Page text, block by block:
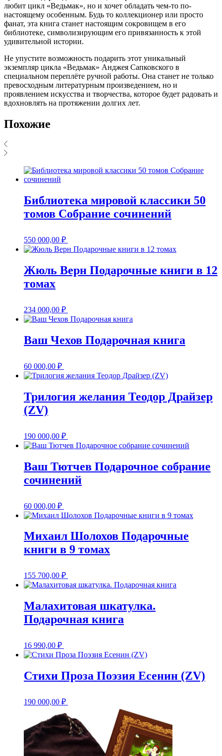
любит цикл «Ведьмак», но и хочет обладать чем-то по-
настоящему особенным. Будь то коллекционер или просто
фанат, эта книга станет настоящим сокровищем в его
библиотеке, символизирующим его привязанность к этой
удивительной истории.
Не упустите возможность подарить этот уникальный
экземпляр цикла «Ведьмак» Анджея Сапковского в
специальном переплёте ручной работы. Она станет не только
превосходным литературным произведением, но и
проявлением искусства и творчества, которое будет радовать и
вдохновлять на протяжении долгих лет.
Похожие
Библиотека мировой классики 50
томов Собрание сочинений
550 000,00 ₽
Жюль Верн Подарочные книги в 12
томах
234 000,00 ₽
Ваш Чехов Подарочная книга
60 000,00 ₽
Трилогия желания Теодор Драйзер
(ZV)
190 000,00 ₽
Ваш Тютчев Подарочное собрание
сочинений
60 000,00 ₽
Михаил Шолохов Подарочные
книги в 9 томах
155 700,00 ₽
Малахитовая шкатулка.
Подарочная книга
16 990,00 ₽
Стихи Проза Поэзия Есенин (ZV)
190 000,00 ₽